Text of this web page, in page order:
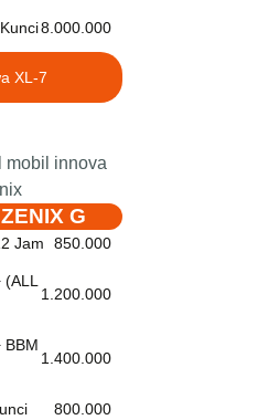
8.000.000
XL-7
G
Jam 850.000
1.200.000
BBM
1.400.000
800.000